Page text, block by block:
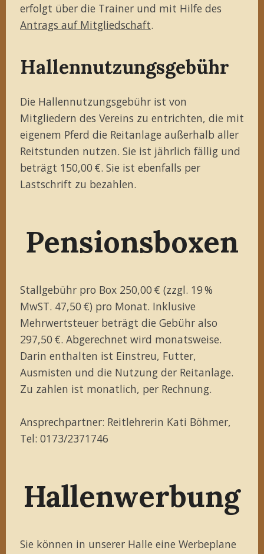
erfolgt über die Trainer und mit Hilfe des
Antrags auf Mitgliedschaft.
Hallennutzungsgebühr
Die Hallennutzungsgebühr ist von
Mitgliedern des Vereins zu entrichten, die mit
eigenem Pferd die Reitanlage außerhalb aller
Reitstunden nutzen. Sie ist jährlich fällig und
beträgt 150,00 €. Sie ist ebenfalls per
Lastschrift zu bezahlen.
Pensionsboxen
Stallgebühr pro Box 250,00 € (zzgl. 19 %
MwST. 47,50 €) pro Monat. Inklusive
Mehrwertsteuer beträgt die Gebühr also
297,50 €. Abgerechnet wird monatsweise.
Darin enthalten ist Einstreu, Futter,
Ausmisten und die Nutzung der Reitanlage.
Zu zahlen ist monatlich, per Rechnung.
Ansprechpartner: Reitlehrerin Kati Böhmer,
Tel: 0173/2371746
Hallenwerbung
Sie können in unserer Halle eine Werbeplane